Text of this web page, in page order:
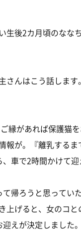
生後2カ月頃のなな
んはこう話します。
縁があれば保護猫
報が。『離乳する
車で2時間かけて迎
帰ろうと思って
上げると、女のコ
えが決定しました。